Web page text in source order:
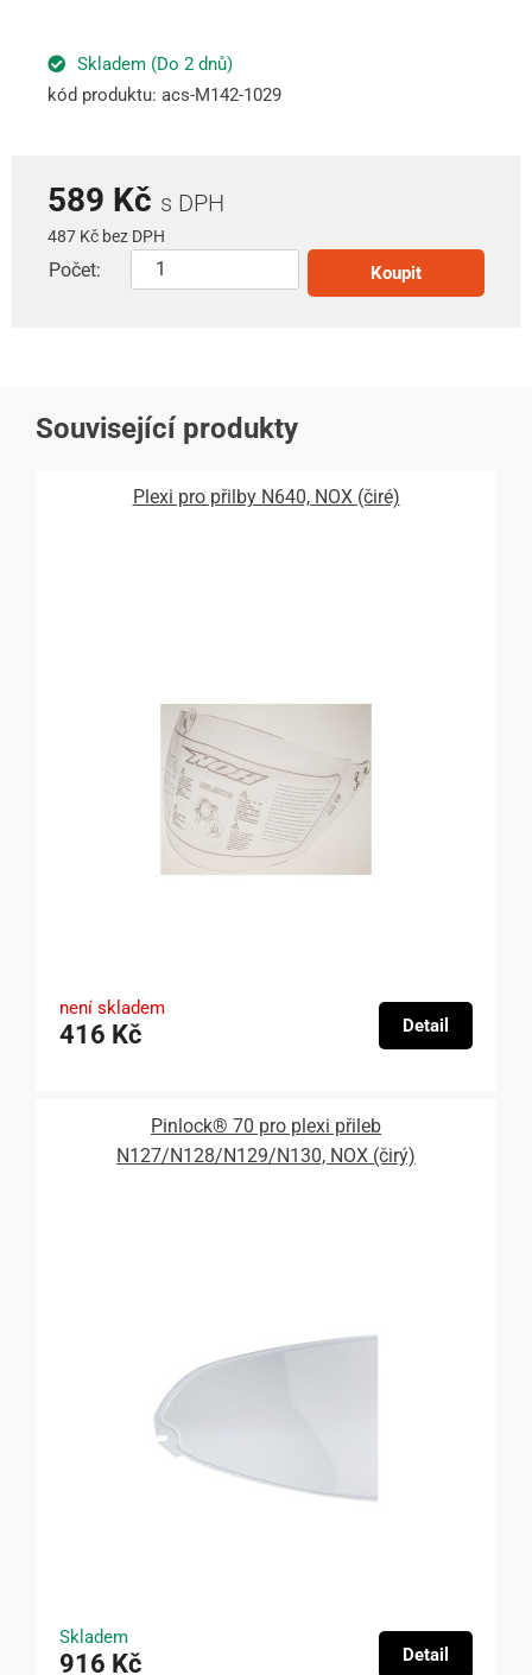
Skladem (Do 2 dnů)
kód produktu: acs-M142-1029
589 Kč s DPH
487 Kč bez DPH
Počet: Koupit
Související produkty
Plexi pro přilby N640, NOX (čiré)
není skladem
416 Kč Detail
Pinlock® 70 pro plexi přileb
N127/N128/N129/N130, NOX (čirý)
Skladem
916 Kč Detail